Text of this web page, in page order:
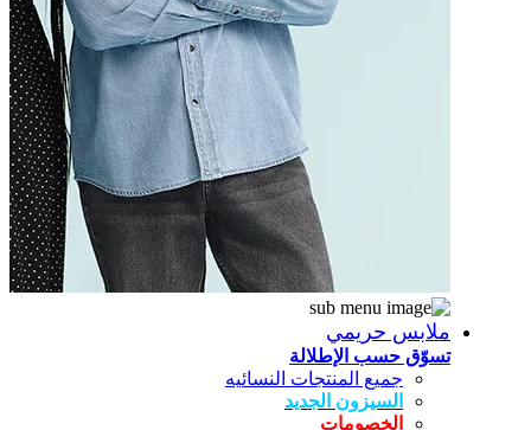
ملابس حريمي
تسوّق حسب الإطلالة
جميع المنتجات النسائيه
السيزون الجديد
الخصومات